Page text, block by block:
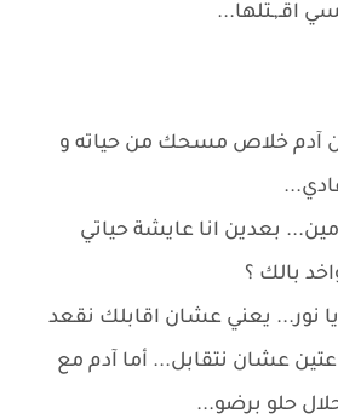
اقـ,ـتلها...
آدم خلاص مسحك من حياته و
بعدين انا عايشة حياتي
بالك ؟
نور... يعني عشان اقابلك نقعد
عشان نتقابل... أما آدم مع
حلو برضو...